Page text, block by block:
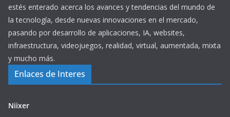
estés enterado acerca los avances y tendencias del mundo de
la tecnología, desde nuevas innovaciones en el mercado,
pasando por desarrollo de aplicaciones, IA, websites,
infraestructura, videojuegos, realidad, virtual, aumentada, mixta
y mucho más.
Enlaces de Interes
Niixer